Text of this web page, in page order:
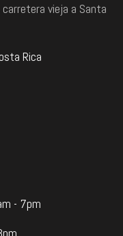
vieja a Santa
Rica
- 7pm